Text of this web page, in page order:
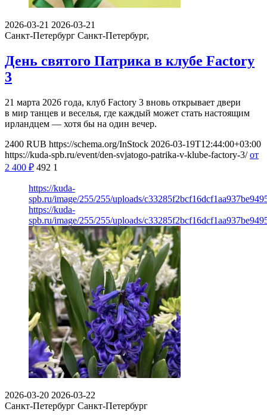
2026-03-21 2026-03-21
Санкт-Петербург Санкт-Петербург,
День святого Патрика в клубе Factory
3
21 марта 2026 года, клуб Factory 3 вновь открывает двери
в мир танцев и веселья, где каждый может стать настоящим
ирландцем — хотя бы на один вечер.
2400 RUB https://schema.org/InStock 2026-03-19T12:44:00+03:00
https://kuda-spb.ru/event/den-svjatogo-patrika-v-klube-factory-3/ от
2 400 ₽ 492 1
https://kuda-
spb.ru/image/255/255/uploads/
https://kuda-
spb.ru/image/255/255/uploads/
2026-03-20 2026-03-22
Санкт-Петербург Санкт-Петербург